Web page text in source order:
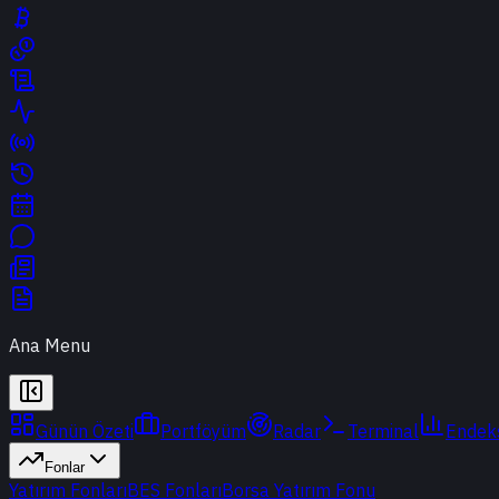
Ana Menu
Günün Özeti Portföyüm Radar Terminal
Fonlar
Yatırım FonlarıBES FonlarıBorsa Yatırım Fonu